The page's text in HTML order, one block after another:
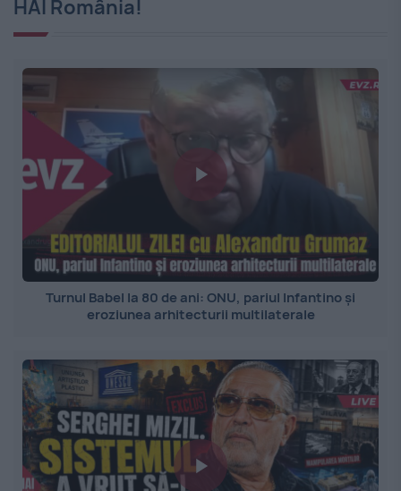
HAI România!
Turnul Babel la 80 de ani: ONU, pariul Infantino și
eroziunea arhitecturii multilaterale